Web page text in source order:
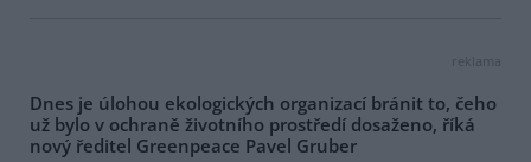
reklama
Dnes je úlohou ekologických organizací bránit to, čeho
už bylo v ochraně životního prostředí dosaženo, říká
nový ředitel Greenpeace Pavel Gruber